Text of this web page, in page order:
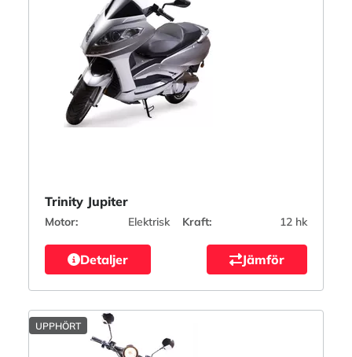
Trinity Jupiter
Motor: Elektrisk Kraft: 12 hk
Detaljer Jämför
UPPHÖRT